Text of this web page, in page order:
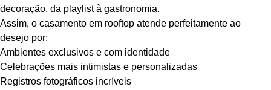
decoração, da playlist à gastronomia.
Assim, o casamento em rooftop atende perfeitamente ao
desejo por:
Ambientes exclusivos e com identidade
Celebrações mais intimistas e personalizadas
Registros fotográficos incríveis